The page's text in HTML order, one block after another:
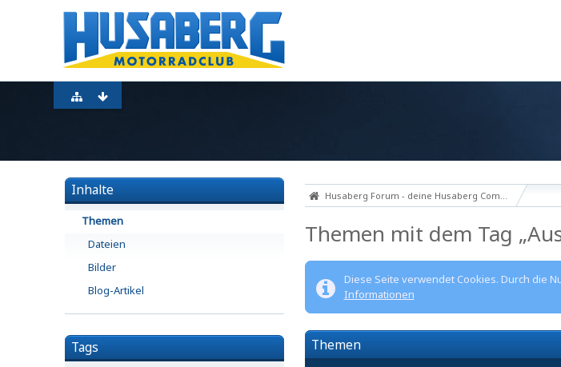
Inhalte
Themen
Dateien
Bilder
Blog-Artikel
Tags
Husaberg Forum - deine Husaberg Community
Themen mit dem Tag
Diese Seite verwendet Cookies. Durch die
Informationen
Themen